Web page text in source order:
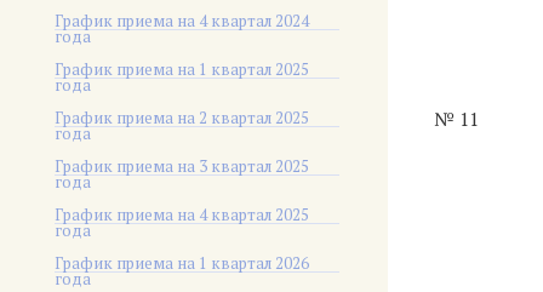
График приема на 4 квартал 2024
года
График приема на 1 квартал 2025
года
График приема на 2 квартал 2025
года
График приема на 3 квартал 2025
года
График приема на 4 квартал 2025
года
График приема на 1 квартал 2026
года
№ 11